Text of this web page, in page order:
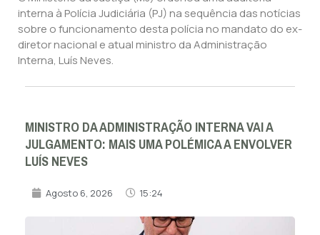
interna à Polícia Judiciária (PJ) na sequência das notícias
sobre o funcionamento desta polícia no mandato do ex-
diretor nacional e atual ministro da Administração
Interna, Luís Neves.
MINISTRO DA ADMINISTRAÇÃO INTERNA VAI A
JULGAMENTO: MAIS UMA POLÉMICA A ENVOLVER
LUÍS NEVES
Agosto 6, 2026 15:24